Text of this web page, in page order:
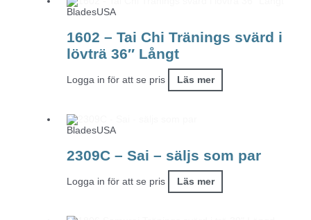
BladesUSA
1602 – Tai Chi Tränings svärd i
lövträ 36″ Långt
Logga in för att se pris Läs mer
BladesUSA
2309C – Sai – säljs som par
Logga in för att se pris Läs mer